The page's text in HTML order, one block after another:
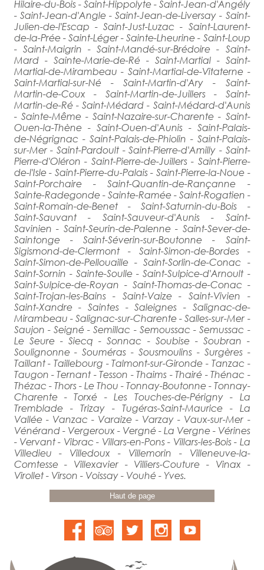
Hilaire-du-Bois - Saint-Hippolyte - Saint-Jean-d'Angély
- Saint-Jean-d'Angle - Saint-Jean-de-Liversay - Saint-
Julien-de-l'Escap - Saint-Just-Luzac - Saint-Laurent-
de-la-Prée - Saint-Léger - Sainte-Lheurine - Saint-Loup
- Saint-Maigrin - Saint-Mandé-sur-Brédoire - Saint-
Mard - Sainte-Marie-de-Ré - Saint-Martial - Saint-
Martial-de-Mirambeau - Saint-Martial-de-Vitaterne -
Saint-Martial-sur-Né - Saint-Martin-d'Ary - Saint-
Martin-de-Coux - Saint-Martin-de-Juillers - Saint-
Martin-de-Ré - Saint-Médard - Saint-Médard-d'Aunis
- Sainte-Même - Saint-Nazaire-sur-Charente - Saint-
Ouen-la-Thène - Saint-Ouen-d'Aunis - Saint-Palais-
de-Négrignac - Saint-Palais-de-Phiolin - Saint-Palais-
sur-Mer - Saint-Pardoult - Saint-Pierre-d'Amilly - Saint-
Pierre-d'Oléron - Saint-Pierre-de-Juillers - Saint-Pierre-
de-l'Isle - Saint-Pierre-du-Palais - Saint-Pierre-la-Noue -
Saint-Porchaire - Saint-Quantin-de-Rançanne -
Sainte-Radegonde - Sainte-Ramée - Saint-Rogatien -
Saint-Romain-de-Benet - Saint-Saturnin-du-Bois -
Saint-Sauvant - Saint-Sauveur-d'Aunis - Saint-
Savinien - Saint-Seurin-de-Palenne - Saint-Sever-de-
Saintonge - Saint-Séverin-sur-Boutonne - Saint-
Sigismond-de-Clermont - Saint-Simon-de-Bordes -
Saint-Simon-de-Pellouaille - Saint-Sorlin-de-Conac -
Saint-Sornin - Sainte-Soulle - Saint-Sulpice-d'Arnoult -
Saint-Sulpice-de-Royan - Saint-Thomas-de-Conac -
Saint-Trojan-les-Bains - Saint-Vaize - Saint-Vivien -
Saint-Xandre - Saintes - Saleignes - Salignac-de-
Mirambeau - Salignac-sur-Charente - Salles-sur-Mer -
Saujon - Seigné - Semillac - Semoussac - Semussac -
Le Seure - Siecq - Sonnac - Soubise - Soubran -
Soulignonne - Souméras - Sousmoulins - Surgères -
Taillant - Taillebourg - Talmont-sur-Gironde - Tanzac -
Taugon - Ternant - Tesson - Thaims - Thairé - Thénac -
Thézac - Thors - Le Thou - Tonnay-Boutonne - Tonnay-
Charente - Torxé - Les Touches-de-Périgny - La
Tremblade - Trizay - Tugéras-Saint-Maurice - La
Vallée - Vanzac - Varaize - Varzay - Vaux-sur-Mer -
Vénérand - Vergeroux - Vergné - La Vergne - Vérines
- Vervant - Vibrac - Villars-en-Pons - Villars-les-Bois - La
Villedieu - Villedoux - Villemorin - Villeneuve-la-
Comtesse - Villexavier - Villiers-Couture - Vinax -
Virollet - Virson - Voissay - Vouhé - Yves.
Haut de page